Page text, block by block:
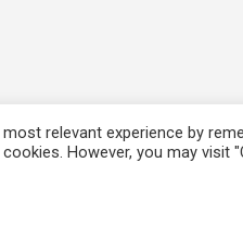
relevant experience by
However, you may visit